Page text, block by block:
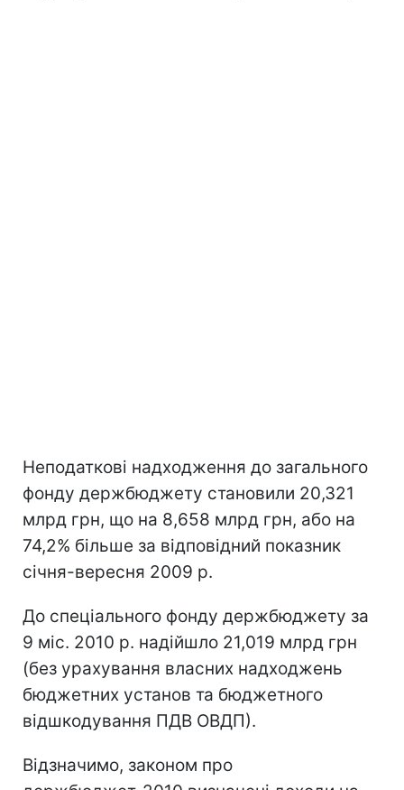
Неподаткові надходження до загального
фонду держбюджету становили 20,321
млрд грн, що на 8,658 млрд грн, або на
74,2% більше за відповідний показник
січня-вересня 2009 р.
До спеціального фонду держбюджету за
9 міс. 2010 р. надійшло 21,019 млрд грн
(без урахування власних надходжень
бюджетних установ та бюджетного
відшкодування ПДВ ОВДП).
Відзначимо, законом про